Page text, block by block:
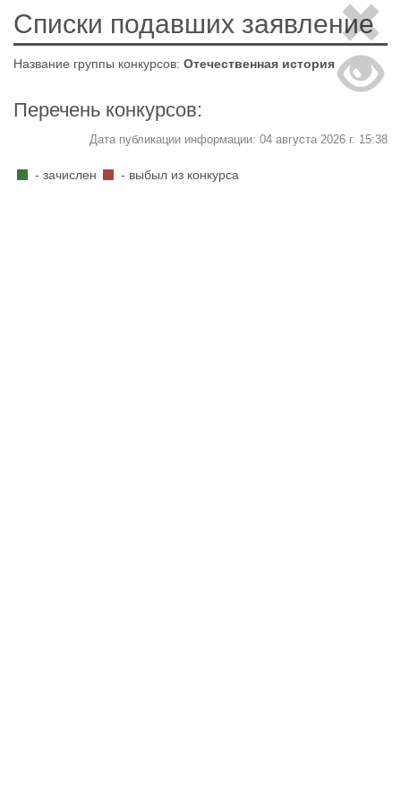
Списки подавших заявление
Название группы конкурсов: Отечественная история
Перечень конкурсов:
Дата публикации информации: 04 августа 2026 г. 15:38
- зачислен - выбыл из конкурса